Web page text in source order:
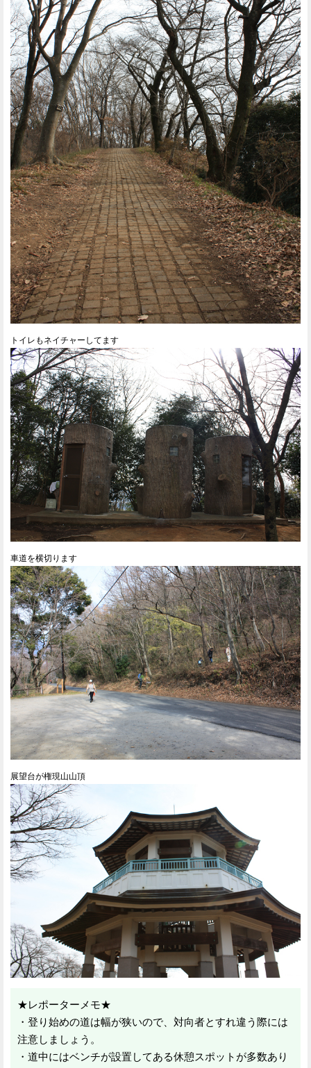
トイレもネイチャーしてます
車道を横切ります
展望台が権現山山頂
★レポーターメモ★
・登り始めの道は幅が狭いので、対向者とすれ違う際には
注意しましょう。
・道中にはベンチが設置してある休憩スポットが多数あり